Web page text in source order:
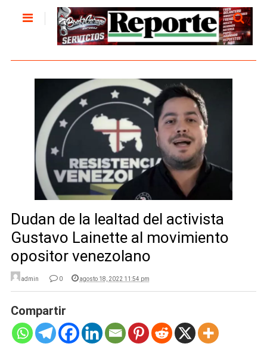
Dudan de la lealtad del activista
Gustavo Lainette al movimiento
opositor venezolano
admin 0 agosto 18, 2022 11:54 pm
Compartir